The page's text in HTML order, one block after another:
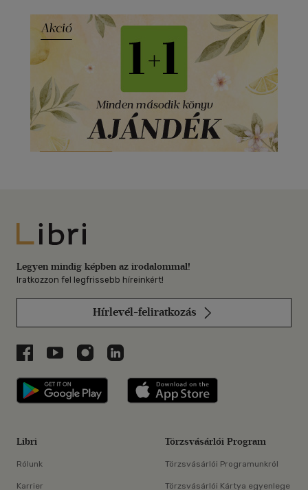
Libri
Legyen mindig képben az irodalommal!
Iratkozzon fel legfrissebb híreinkért!
Hírlevél-feliratkozás
Libri a Facebookon
Libri a Youtube-on
Libri az Instagramon
Libri a LinkedInen
Libri applikáció Szerezd meg: Google
Libri
Rólunk
Karrier
Törzsvásárlói Program
Törzsvásárlói Programunkról
Törzsvásárlói Kártya egyenlege